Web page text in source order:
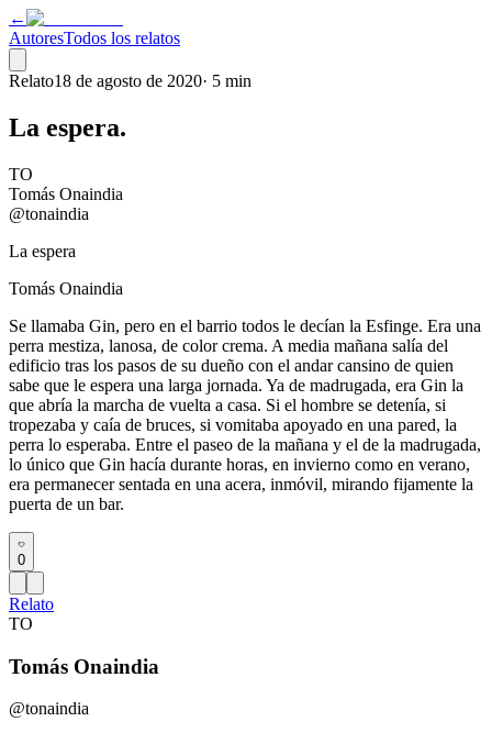
←
AutoresTodos los relatos
Relato18 de agosto de 2020· 5 min
La espera.
TO
Tomás Onaindia
@tonaindia
La espera
Tomás Onaindia
Se llamaba Gin, pero en el barrio todos le decían la Esfinge. Era una
perra mestiza, lanosa, de color crema. A media mañana salía del
edificio tras los pasos de su dueño con el andar cansino de quien
sabe que le espera una larga jornada. Ya de madrugada, era Gin la
que abría la marcha de vuelta a casa. Si el hombre se detenía, si
tropezaba y caía de bruces, si vomitaba apoyado en una pared, la
perra lo esperaba. Entre el paseo de la mañana y el de la madrugada,
lo único que Gin hacía durante horas, en invierno como en verano,
era permanecer sentada en una acera, inmóvil, mirando fijamente la
puerta de un bar.
0
Relato
TO
Tomás Onaindia
@tonaindia